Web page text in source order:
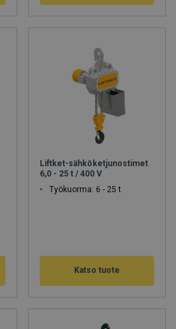
Liftket-sähköketjunostimet
6,0 - 25 t / 400 V
Työkuorma: 6 - 25 t
Katso tuote